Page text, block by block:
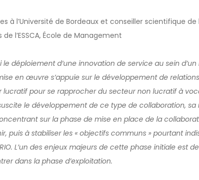
à l’Université de Bordeaux et conseiller scientifique
l’ESSCA, École de Management
déploiement d’une innovation de service au sein
en œuvre s’appuie sur le développement de
lucratif pour se rapprocher du secteur non lucratif à
le développement de ce type de collaboration,
sur la phase de mise en place de la
puis à stabiliser les « objectifs communs » pourtant
L’un des enjeux majeurs de cette phase initiale est
dans la phase d’exploitation.